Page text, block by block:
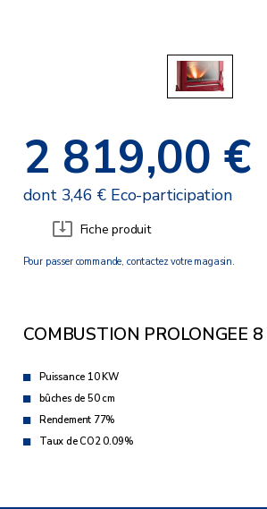
2 819,00 €
dont 3,46 € Eco-participation
Fiche produit
Pour passer commande, contactez votre magasin.
COMBUSTION PROLONGEE
Puissance 10 KW
bûches de 50 cm
Rendement 77%
Taux de CO2 0.09%